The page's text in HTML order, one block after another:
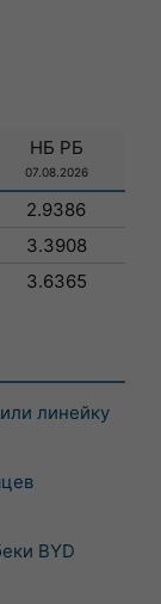
НБ РБ
07.08.2026
2.9386
3.3908
3.6365
линейку
BYD